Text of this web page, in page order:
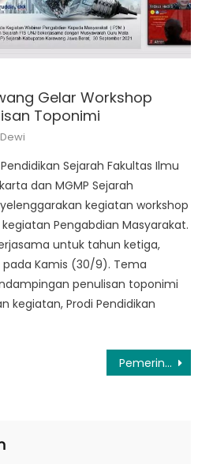
Gelar Workshop
Toponimi
Author
Dewi
Sejarah Fakultas Ilmu
dan MGMP Sejarah
kegiatan workshop
Pengabdian Masyarakat.
untuk tahun ketiga,
Kamis (30/9). Tema
penulisan toponimi
kegiatan, Prodi Pendidikan
Pemerintah Terus Kawal Penggunaan Tambahan Anggaran TKD Rp10,6 T bagi Daerah Terdampak Bencana Sumatra